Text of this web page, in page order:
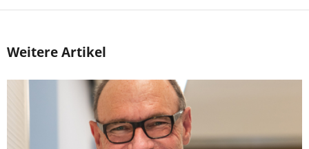
Weitere Artikel